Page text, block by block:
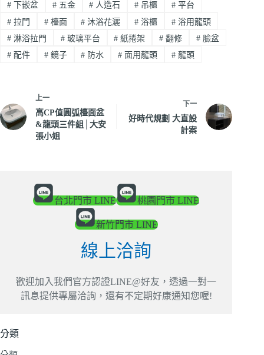
#下嵌盆 #五金 # 人造石 # 吊櫃 # 平台
#拉門 #檯面 # 沐浴花灑 # 浴櫃 # 浴用龍頭
#淋浴拉門 #玻璃平台 # 紙捲架 # 翻修 # 臉盆
#配件 #鏡子 # 防水 # 面用龍頭 # 龍頭
上一
高CP值圓弧檯面盆
&龍頭三件組│大安
張小姐
下一
好時代規劃 大直設
計案
台北門市 LINE 桃園門市 LINE
新竹門市 LINE
線上洽詢
歡迎加入我們官方認證LINE@好友，透過一對一
訊息提供專屬洽詢，還有不定期好康通知您喔!
分類